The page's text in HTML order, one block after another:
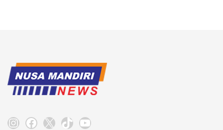
Instagram
Facebook
X TikTokYouTube